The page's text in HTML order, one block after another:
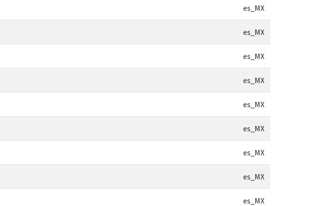
es_MX
es_MX
es_MX
es_MX
es_MX
es_MX
es_MX
es_MX
es_MX